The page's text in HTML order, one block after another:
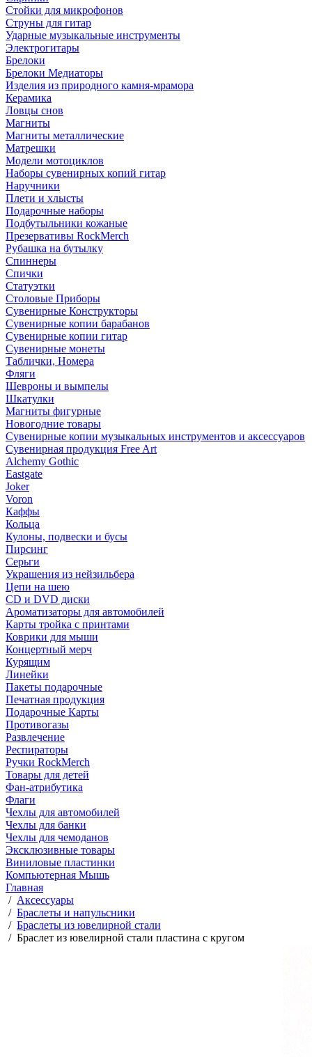
Стойки для микрофонов
Струны для гитар
Ударные музыкальные инструменты
Электрогитары
Брелоки
Брелоки Медиаторы
Изделия из природного камня-мрамора
Керамика
Ловцы снов
Магниты
Магниты металлические
Матрешки
Модели мотоциклов
Наборы сувенирных копий гитар
Наручники
Плети и хлысты
Подарочные наборы
Подбутыльники кожаные
Презервативы RockMerch
Рубашка на бутылку
Спиннеры
Спички
Статуэтки
Столовые Приборы
Сувенирные Конструкторы
Сувенирные копии барабанов
Сувенирные копии гитар
Сувенирные монеты
Таблички, Номера
Фляги
Шевроны и вымпелы
Шкатулки
Магниты фигурные
Новогодние товары
Сувенирные копии музыкальных инструментов и аксессуаров
Сувенирная продукция Free Art
Alchemy Gothic
Eastgate
Joker
Voron
Каффы
Кольца
Кулоны, подвески и бусы
Пирсинг
Серьги
Украшения из нейзильбера
Цепи на шею
CD и DVD диски
Ароматизаторы для автомобилей
Карты тройка с принтами
Коврики для мыши
Концертный мерч
Курящим
Линейки
Пакеты подарочные
Печатная продукция
Подарочные Карты
Противогазы
Развлечение
Респираторы
Ручки RockMerch
Товары для детей
Фан-атрибутика
Флаги
Чехлы для автомобилей
Чехлы для банки
Чехлы для чемоданов
Эксклюзивные товары
Виниловые пластинки
Компьютерная Мышь
Главная
/ Аксессуары
/ Браслеты и напульсники
/ Браслеты из ювелирной стали
/ Браслет из ювелирной стали пластина с кругом